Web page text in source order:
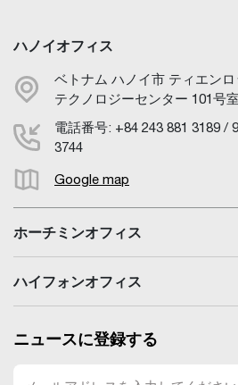
ハノイオフィス
ベトナム ハノイ市 ティエン
テクノロジーセンター 101号室
電話番号: +84 243 881 3189 /
3744
Google map
ホーチミンオフィス
ハイフォンオフィス
ニュースに登録する